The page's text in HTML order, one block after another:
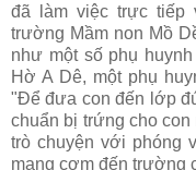
đã làm việc trực tiếp
trường Mầm non Mồ
như một số phụ
Hờ A Dê, một phụ
"Để đưa con đến lớp
chuẩn bị trứng cho con
trò chuyện với phóng
mang cơm đến trường